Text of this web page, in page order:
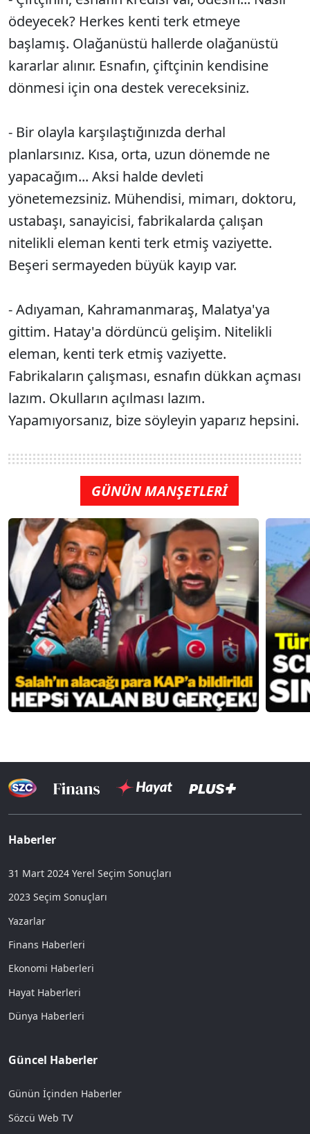
ödeyecek? Herkes kenti terk etmeye
başlamış. Olağanüstü hallerde olağanüstü
kararlar alınır. Esnafın, çiftçinin kendisine
dönmesi için ona destek vereceksiniz.
- Bir olayla karşılaştığınızda derhal
planlarsınız. Kısa, orta, uzun dönemde ne
yapacağım... Aksi halde devleti
yönetemezsiniz. Mühendisi, mimarı, doktoru,
ustabaşı, sanayicisi, fabrikalarda çalışan
nitelikli eleman kenti terk etmiş vaziyette.
Beşeri sermayeden büyük kayıp var.
- Adıyaman, Kahramanmaraş, Malatya'ya
gittim. Hatay'a dördüncü gelişim. Nitelikli
eleman, kenti terk etmiş vaziyette.
Fabrikaların çalışması, esnafın dükkan açması
lazım. Okulların açılması lazım.
Yapamıyorsanız, bize söyleyin yaparız hepsini.
GÜNÜN MANŞETLERİ
Haberler
31 Mart 2024 Yerel Seçim Sonuçları
2023 Seçim Sonuçları
Yazarlar
Finans Haberleri
Ekonomi Haberleri
Hayat Haberleri
Dünya Haberleri
Güncel Haberler
Günün İçinden Haberler
Sözcü Web TV